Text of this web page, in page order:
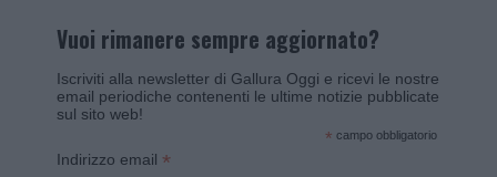
Vuoi rimanere sempre aggiornato?
Iscriviti alla newsletter di Gallura Oggi e ricevi le nostre
email periodiche contenenti le ultime notizie pubblicate
sul sito web!
* campo obbligatorio
Indirizzo email *